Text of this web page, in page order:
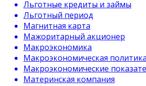
Льготные кредиты и займы
Льготный период
Магнитная карта
Мажоритарный акционер
Макроэкономика
Макроэкономическая политика
Макроэкономические
Материнская компания